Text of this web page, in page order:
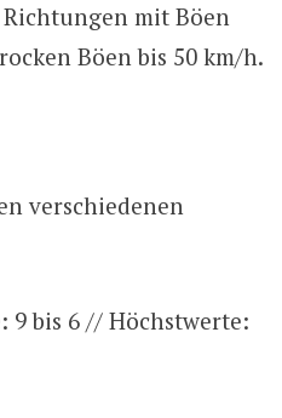
mit Böen
Böen bis 50 km/h.
verschiedenen
9 bis 6 // Höchstwerte: